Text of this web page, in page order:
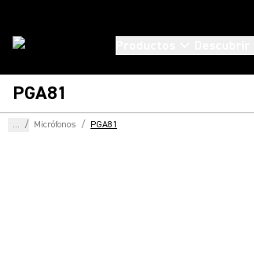
PGA81
... / Micrófonos / PGA81